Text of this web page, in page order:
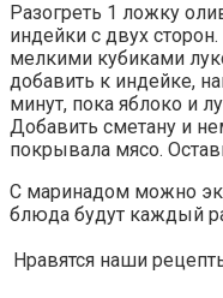
Разогреть 1 ложку
индейки с двух
мелкими кубиками
добавить к индейке,
минут, пока яблоко и
Добавить сметану и
покрывала мясо.
С маринадом можно
блюда будут каждый
Нравятся наши